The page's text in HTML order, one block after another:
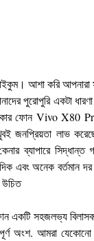
আশা করি
পুরোপুরি একটা
ফোন Vivo X80
জনপ্রিয়তা লাভ
ব্যাপারে সিদ্ধান্ত
এবং অনেক বর্তমান দর
উচিত
একটি সহজলভ্য
অংশ. আমরা